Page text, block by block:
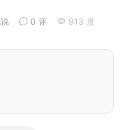
0 评 913 度